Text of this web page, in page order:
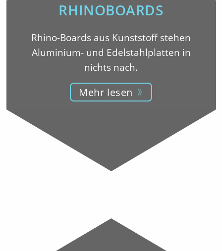
RHINOBOARDS
Rhino-Boards aus Kunststoff stehen
Aluminium- und Edelstahlplatten in
nichts nach.
Mehr lesen